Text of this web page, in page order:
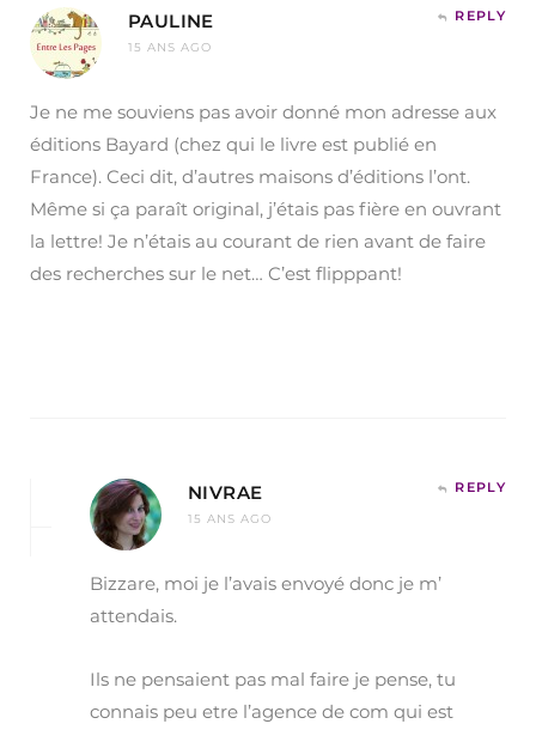
PAULINE
15 ANS AGO
REPLY
Je ne me souviens pas avoir donné mon adresse aux
éditions Bayard (chez qui le livre est publié en
France). Ceci dit, d’autres maisons d’éditions l’ont.
Même si ça paraît original, j’étais pas fière en ouvrant
la lettre! Je n’étais au courant de rien avant de faire
des recherches sur le net… C’est flipppant!
NIVRAE
15 ANS AGO
REPLY
Bizzare, moi je l’avais envoyé donc je m’
attendais.
Ils ne pensaient pas mal faire je pense, tu
connais peu etre l’agence de com qui est